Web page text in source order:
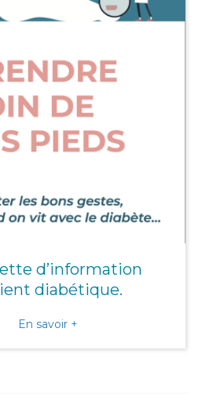
d’information
diabétique.
En savoir +